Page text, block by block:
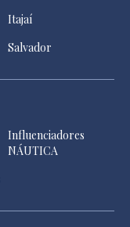
Itajaí
Salvador
Influenciadores
NÁUTICA